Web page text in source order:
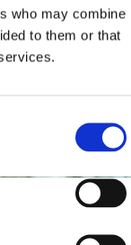
who may combine
to them or that